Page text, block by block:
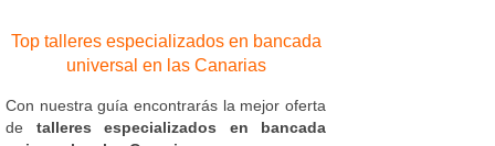
Top talleres especializados en bancada
universal en las Canarias
Con nuestra guía encontrarás la mejor oferta
de talleres especializados en bancada